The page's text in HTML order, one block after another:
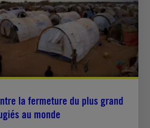
la fermeture du plus grand
au monde